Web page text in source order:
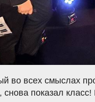
во всех смыслах
снова показал